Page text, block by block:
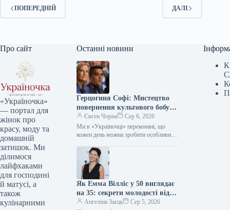
ПОПЕРЕДНІЙ ДАЛІ
Про сайт
«Україночка»
— портал для
жінок про
красу, моду та
домашній
затишок. Ми
ділимося
лайфхаками
для господині
й матусі, а
також
кулінарними
Останні новини
Герцогиня Софі: Мистецтво
повернення культового бобу
90-х у новій грані розкішної
гармонії
Євген Чорна
Сер 6, 2026
Ми в «Україночці» переконані, що
кожен день можна зробити особливим,
натхнення. Сьогодні ми розбираємося
в…
Як Емма Вілліс у 50 виглядає
на 35: секрети молодості від
зірки
Ангеліна Заєць
Сер 5, 2026